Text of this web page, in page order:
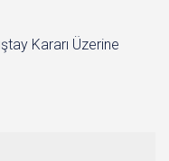
Kararı Üzerine